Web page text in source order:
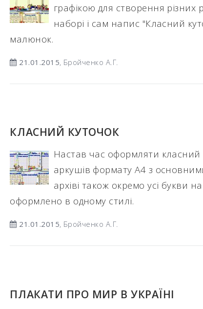
графікою для створення різних
наборі і сам напис "Класний
малюнок.
21.01.2015, Бройченко А.Г.
КЛАСНИЙ КУТОЧОК
Настав час оформляти
аркушів формату А4 з
архіві також окремо усі букви
оформлено в одному стилі.
21.01.2015, Бройченко А.Г.
ПЛАКАТИ ПРО МИР В УКРАЇНІ